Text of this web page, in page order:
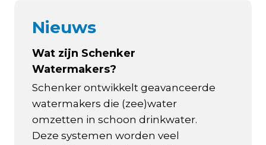
Nieuws
Wat zijn Schenker
Watermakers?
Schenker ontwikkelt geavanceerde
watermakers die (zee)water
omzetten in schoon drinkwater.
Deze systemen worden veel